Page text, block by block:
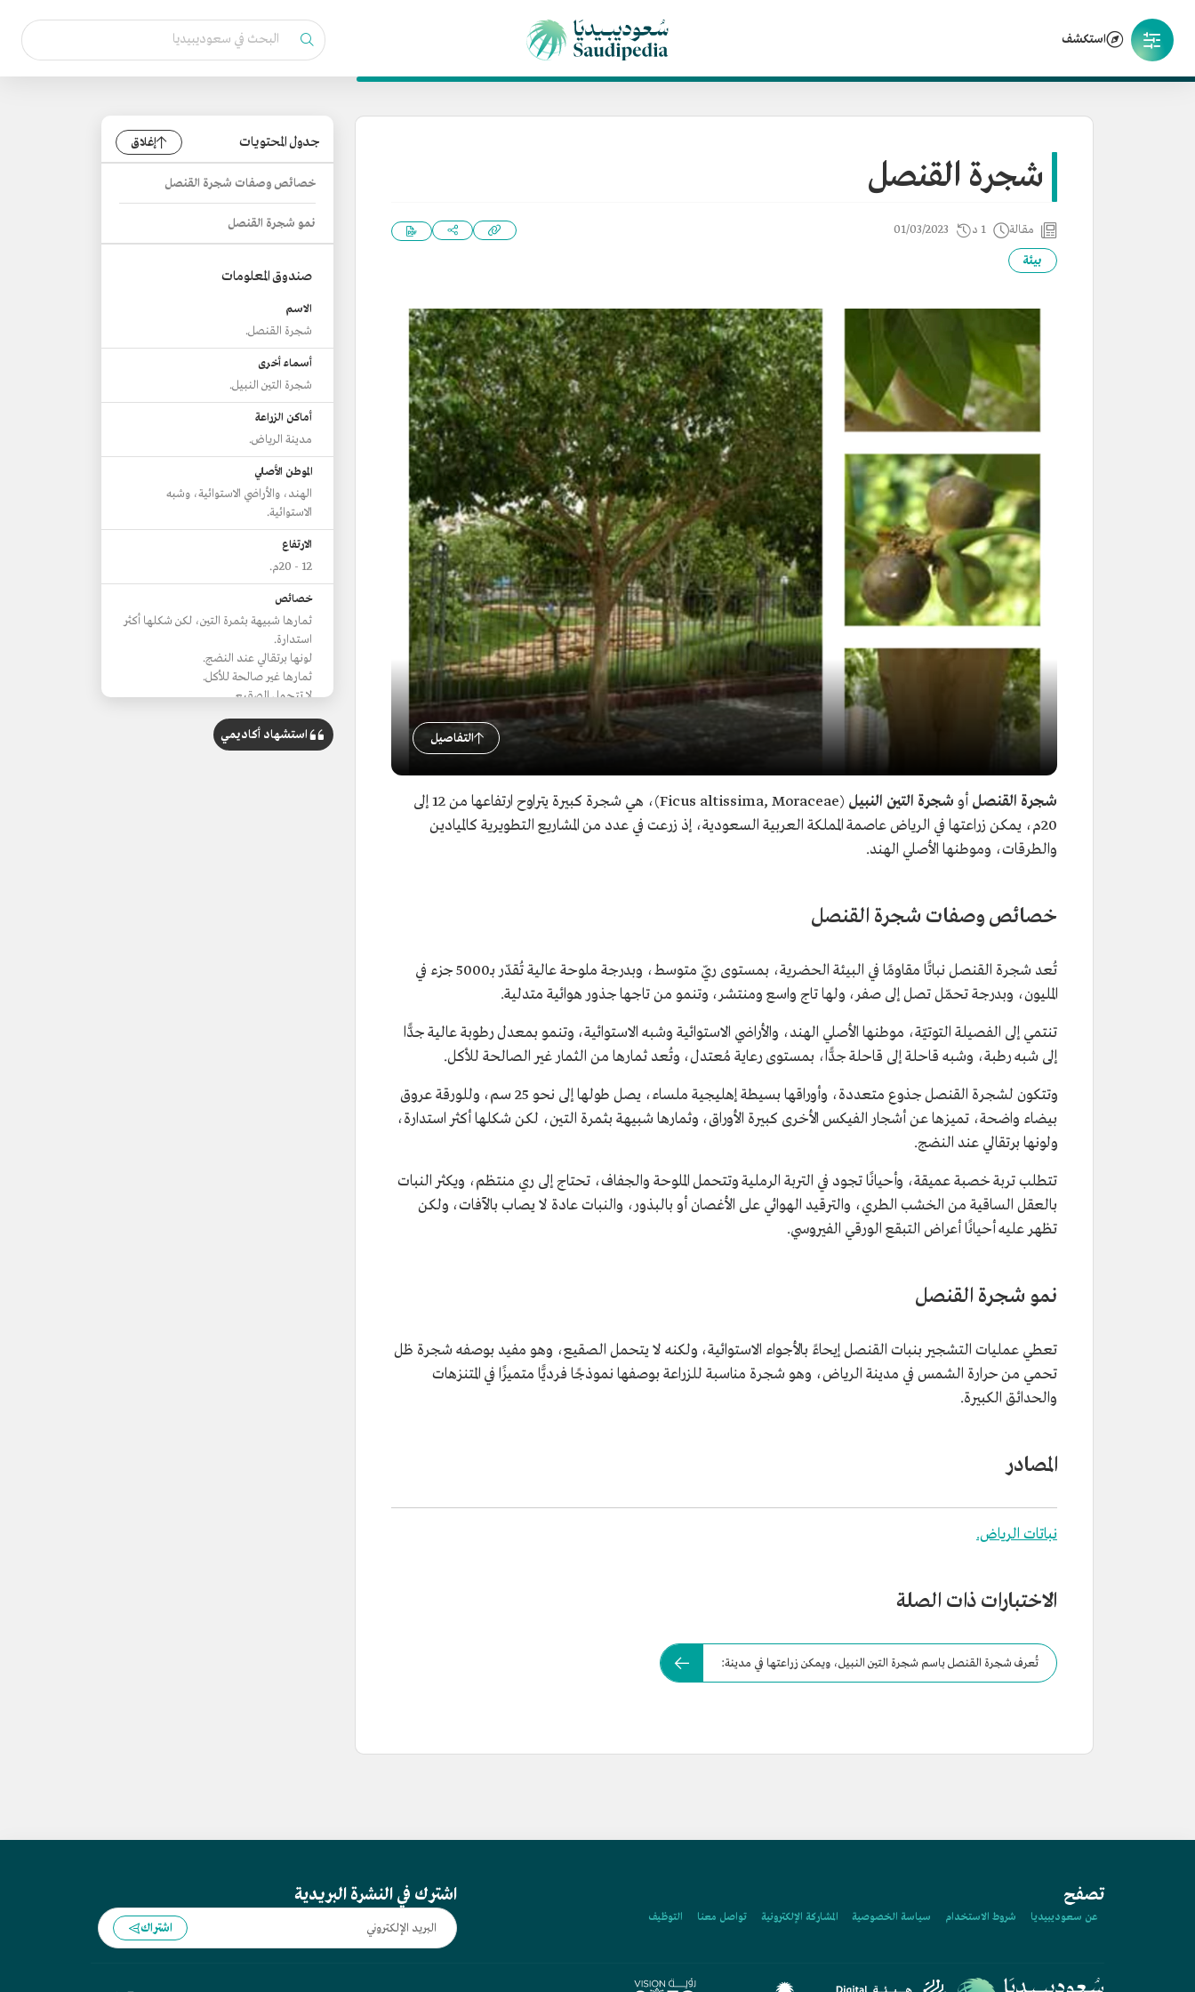
استكشف
شجرة القنصل
مقالة 1 د 01/03/2023
بيئة
التفاصيل
شجرة القنصل أو شجرة التين النبيل
(Ficus altissima, Moraceae)، هي شجرة كبيرة يتراوح ارتفاعها من 12 إلى
20م، يمكن زراعتها في الرياض عاصمة المملكة العربية السعودية، إذ زرعت في عدد من المشاريع التطويرية كالميادين
والطرقات، وموطنها الأصلي الهند.
خصائص وصفات شجرة القنصل
تُعد شجرة القنصل نباتًا مقاومًا في البيئة الحضرية، بمستوى ريّ متوسط، وبدرجة ملوحة عالية تُقدّر بـ5000 جزء في
المليون، وبدرجة تحمّل تصل إلى صفر، ولها تاج واسع ومنتشر، وتنمو من تاجها جذور هوائية متدلية.
تنتمي إلى الفصيلة التوتيّة، موطنها الأصلي الهند، والأراضي الاستوائية وشبه الاستوائية، وتنمو بمعدل رطوبة عالية جدًّا
إلى شبه رطبة، وشبه قاحلة إلى قاحلة جدًّا، بمستوى رعاية مُعتدل، وتُعد ثمارها من الثمار غير الصالحة للأكل.
وتتكون لشجرة القنصل جذوع متعددة، وأوراقها بسيطة إهليجية ملساء، يصل طولها إلى نحو 25 سم، وللورقة عروق
بيضاء واضحة، تميزها عن أشجار الفيكس الأخرى كبيرة الأوراق، وثمارها شبيهة بثمرة التين، لكن شكلها أكثر استدارة،
ولونها برتقالي عند النضج.
تتطلب تربة خصبة عميقة، وأحيانًا تجود في التربة الرملية وتتحمل الملوحة والجفاف، تحتاج إلى ري منتظم، ويكثر النبات
بالعقل الساقية من الخشب الطري، والترقيد الهوائي على الأغصان أو بالبذور، والنبات عادة لا يصاب بالآفات، ولكن
تظهر عليه أحيانًا أعراض التبقع الورقي الفيروسي.
نمو شجرة القنصل
تعطي عمليات التشجير بنبات القنصل إيحاءً بالأجواء الاستوائية، ولكنه لا يتحمل الصقيع، وهو مفيد بوصفه شجرة ظل
تحمي من حرارة الشمس في مدينة الرياض، وهو شجرة مناسبة للزراعة بوصفها نموذجًا فرديًّا متميزًا في المتنزهات
والحدائق الكبيرة.
المصادر
نباتات الرياض.
الاختبارات ذات الصلة
تُعرف شجرة القنصل باسم شجرة التين النبيل، ويمكن زراعتها في مدينة:
جدول المحتويات إغلاق
خصائص وصفات شجرة القنصل
نمو شجرة القنصل
صندوق المعلومات
الاسم
شجرة القنصل.
أسماء أخرى
شجرة التين النبيل.
أماكن الزراعة
مدينة الرياض.
الموطن الأصلي
الهند، والأراضي الاستوائية، وشبه
الاستوائية.
الارتفاع
12 - 20م.
خصائص
ثمارها شبيهة بثمرة التين، لكن شكلها أكثر
استدارة.
لونها برتقالي عند النضج.
ثمارها غير صالحة للأكل.
لا تتحمل الصقيع.
استشهاد أكاديمي
تصفح
عن سعوديبيديا شروط الاستخدام سياسة الخصوصية المشاركة الإلكترونية تواصل معنا التوظيف
اشترك في النشرة البريدية
اشتراك